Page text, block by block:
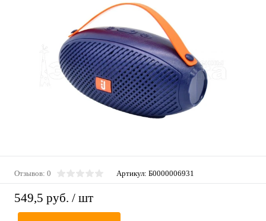
Отзывов: 0 Артикул: Б0000006931
549,5 руб. / шт